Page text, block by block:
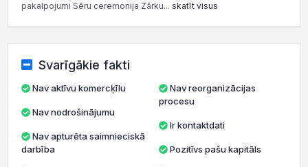
pakalpojumi Sēru ceremonija Zārku... skatīt visus
Svarīgākie fakti
Nav aktīvu komercķīlu
Nav nodrošinājumu
darbība
Nav reorganizācijas
procesu
Ir kontaktdati
Pozitīvs pašu kapitāls